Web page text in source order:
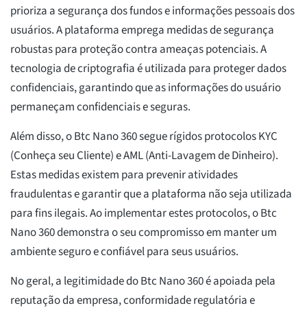
prioriza a segurança dos fundos e informações pessoais dos
usuários. A plataforma emprega medidas de segurança
robustas para proteção contra ameaças potenciais. A
tecnologia de criptografia é utilizada para proteger dados
confidenciais, garantindo que as informações do usuário
permaneçam confidenciais e seguras.
Além disso, o Btc Nano 360 segue rígidos protocolos KYC
(Conheça seu Cliente) e AML (Anti-Lavagem de Dinheiro).
Estas medidas existem para prevenir atividades
fraudulentas e garantir que a plataforma não seja utilizada
para fins ilegais. Ao implementar estes protocolos, o Btc
Nano 360 demonstra o seu compromisso em manter um
ambiente seguro e confiável para seus usuários.
No geral, a legitimidade do Btc Nano 360 é apoiada pela
reputação da empresa, conformidade regulatória e